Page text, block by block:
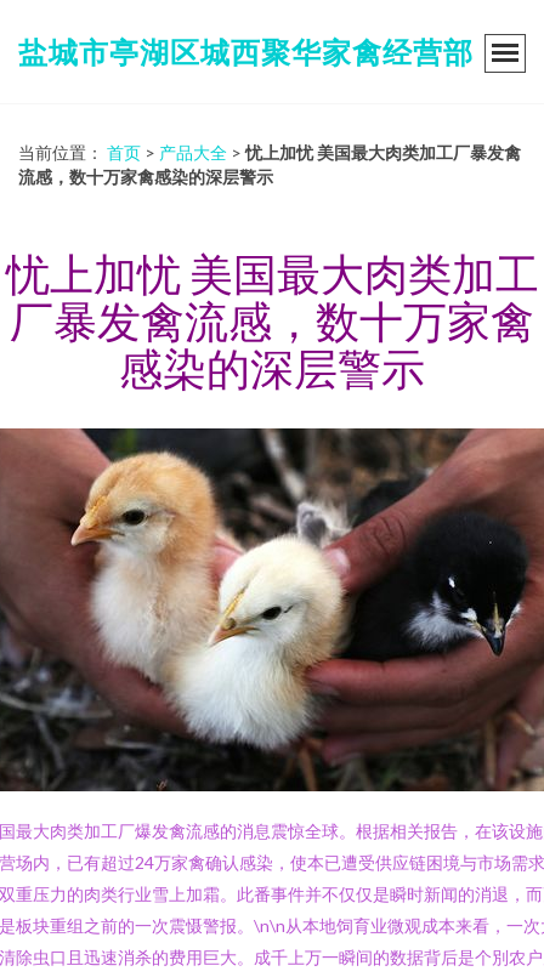
盐城市亭湖区城西聚华家禽经营部
当前位置： 首页 > 产品大全 > 忧上加忧 美国最大肉类加工厂暴发禽
流感，数十万家禽感染的深层警示
忧上加忧 美国最大肉类加工
厂暴发禽流感，数十万家禽
感染的深层警示
最大肉类加工厂爆发禽流感的消息震惊全球。根据相关报告，在该设
场内，已有超过24万家禽确认感染，使本已遭受供应链困境与市场需
重压力的肉类行业雪上加霜。此番事件并不仅仅是瞬时新闻的消退，
板块重组之前的一次震慑警报。\n\n从本地饲育业微观成本来看，一次
除虫口且迅速消杀的费用巨大。成千上万一瞬间的数据背后是个別农